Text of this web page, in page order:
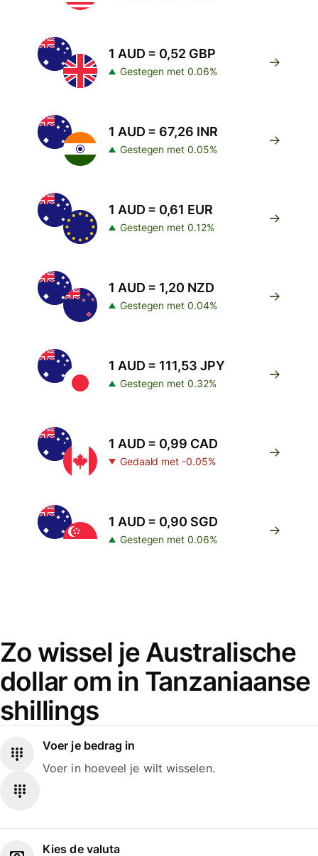
1 AUD = 0,52 GBP
Gestegen met 0.06%
1 AUD = 67,26 INR
Gestegen met 0.05%
1 AUD = 0,61 EUR
Gestegen met 0.12%
1 AUD = 1,20 NZD
Gestegen met 0.04%
1 AUD = 111,53 JPY
Gestegen met 0.32%
1 AUD = 0,99 CAD
Gedaald met -0.05%
1 AUD = 0,90 SGD
Gestegen met 0.06%
Zo wissel je Australische
dollar om in Tanzaniaanse
shillings
Voer je bedrag in
Voer in hoeveel je wilt wisselen.
Kies de valuta